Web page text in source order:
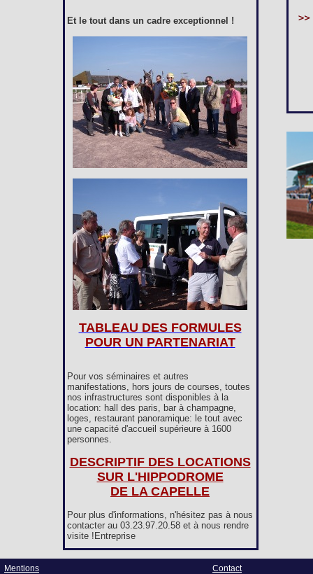
Et le tout dans un cadre exceptionnel !
TABLEAU DES FORMULES
POUR UN PARTENARIAT
Pour vos séminaires et autres
manifestations, hors jours de courses, toutes
nos infrastructures sont disponibles à la
location: hall des paris, bar à champagne,
loges, restaurant panoramique: le tout avec
une capacité d'accueil supérieure à 1600
personnes.
DESCRIPTIF DES LOCATIONS
SUR L'HIPPODROME
DE LA CAPELLE
Pour plus d'informations, n'hésitez pas à nous
contacter au 03.23.97.20.58 et à nous rendre
visite !Entreprise
Mentions
Contact